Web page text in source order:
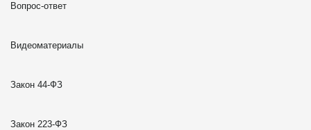
Вопрос-ответ
Видеоматериалы
Закон 44-ФЗ
Закон 223-ФЗ